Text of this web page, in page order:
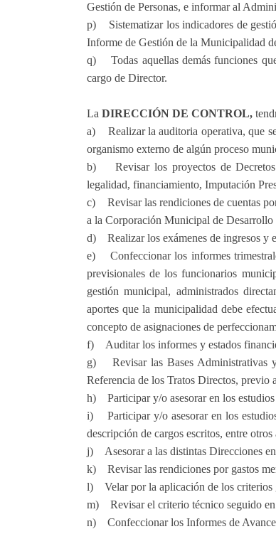
Gestión de Personas, e informar al
p) Sistematizar los indicadores de
Informe de Gestión de la Municipalidad
q) Todas aquellas demás funciones
cargo de Director.
La DIRECCIÓN DE CONTROL,
a) Realizar la auditoria operativa, que
organismo externo de algún proceso
b) Revisar los proyectos de Decretos
legalidad, financiamiento, Imputación
c) Revisar las rendiciones de cuentas
a la Corporación Municipal de Desarrollo
d) Realizar los exámenes de ingresos y
e) Confeccionar los informes
previsionales de los funcionarios
gestión municipal, administrados
aportes que la municipalidad debe
concepto de asignaciones de
f) Auditar los informes y estados
g) Revisar las Bases Administrativas y
Referencia de los Tratos Directos,
h) Participar y/o asesorar en los
i) Participar y/o asesorar en los
descripción de cargos escritos, entre
j) Asesorar a las distintas Direcciones
k) Revisar las rendiciones por gastos
l) Velar por la aplicación de los criterios
m) Revisar el criterio técnico seguido en
n) Confeccionar los Informes de